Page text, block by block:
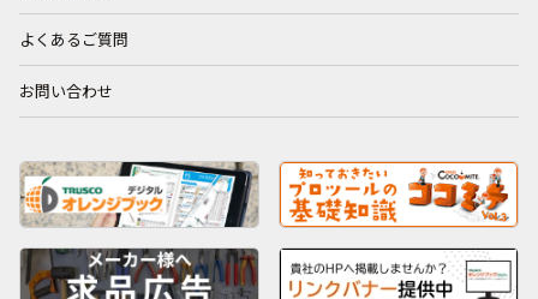
よくあるご質問
お問い合わせ